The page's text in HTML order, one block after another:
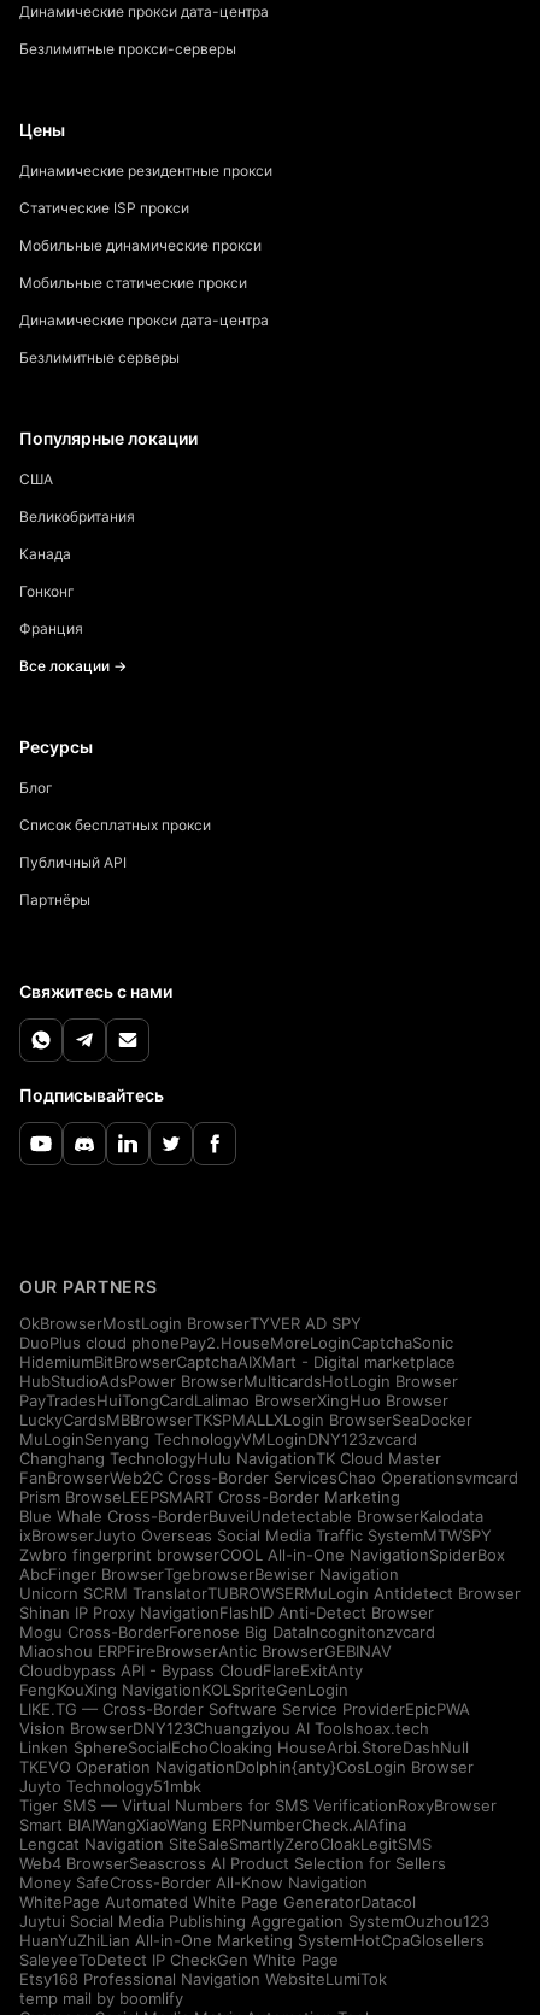
Динамические прокси дата-центра
Безлимитные прокси-серверы
Цены
Динамические резидентные прокси
Статические ISP прокси
Мобильные динамические прокси
Мобильные статические прокси
Динамические прокси дата-центра
Безлимитные серверы
Популярные локации
США
Великобритания
Канада
Гонконг
Франция
Все локации →
Ресурсы
Блог
Список бесплатных прокси
Публичный API
Партнёры
Свяжитесь с нами
Подписывайтесь
OUR PARTNERS
OkBrowserMostLogin BrowserTYVER AD SPY
DuoPlus cloud phonePay2.HouseMoreLoginCaptchaSonic
HidemiumBitBrowserCaptchaAIXMart - Digital marketplace
HubStudioAdsPower BrowserMulticardsHotLogin Browser
PayTradesHuiTongCardLalimao BrowserXingHuo Browser
LuckyCardsMBBrowserTKSPMALLXLogin BrowserSeaDocker
MuLoginSenyang TechnologyVMLoginDNY123zvcard
Changhang TechnologyHulu NavigationTK Cloud Master
FanBrowserWeb2C Cross-Border ServicesChao Operationsvmcard
Prism BrowseLEEPSMART Cross-Border Marketing
Blue Whale Cross-BorderBuveiUndetectable BrowserKalodata
ixBrowserJuyto Overseas Social Media Traffic SystemMTWSPY
Zwbro fingerprint browserCOOL All-in-One NavigationSpiderBox
AbcFinger BrowserTgebrowserBewiser Navigation
Unicorn SCRM TranslatorTUBROWSERMuLogin Antidetect Browser
Shinan IP Proxy NavigationFlashID Anti-Detect Browser
Mogu Cross-BorderForenose Big DataIncognitonzvcard
Miaoshou ERPFireBrowserAntic BrowserGEBINAV
Cloudbypass API - Bypass CloudFlareExitAnty
FengKouXing NavigationKOLSpriteGenLogin
LIKE.TG — Cross-Border Software Service ProviderEpicPWA
Vision BrowserDNY123Chuangziyou AI Toolshoax.tech
Linken SphereSocialEchoCloaking HouseArbi.StoreDashNull
TKEVO Operation NavigationDolphin{anty}CosLogin Browser
Juyto Technology51mbk
Tiger SMS — Virtual Numbers for SMS VerificationRoxyBrowser
Smart BIAIWangXiaoWang ERPNumberCheck.AIAfina
Lengcat Navigation SiteSaleSmartlyZeroCloakLegitSMS
Web4 BrowserSeascross AI Product Selection for Sellers
Money SafeCross-Border All-Know Navigation
WhitePage Automated White Page GeneratorDatacol
Juytui Social Media Publishing Aggregation SystemOuzhou123
HuanYuZhiLian All-in-One Marketing SystemHotCpaGlosellers
SaleyeeToDetect IP CheckGen White Page
Etsy168 Professional Navigation WebsiteLumiTok
temp mail by boomlify